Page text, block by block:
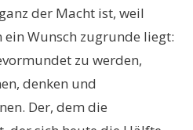
der Macht ist, weil
Wunsch zugrunde liegt:
zu werden,
denken und
Der, dem die